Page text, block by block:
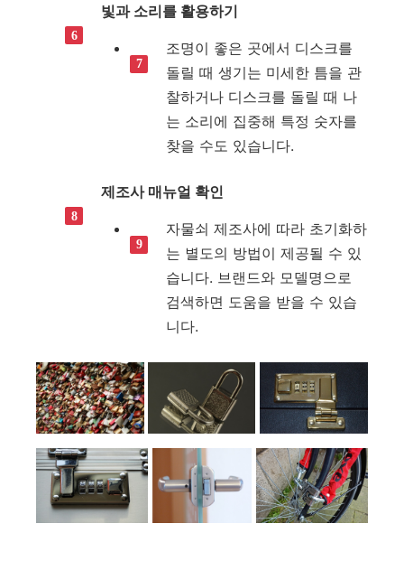
빛과 소리를 활용하기
조명이 좋은 곳에서 디스크를
돌릴 때 생기는 미세한 틈을 관
찰하거나 디스크를 돌릴 때 나
는 소리에 집중해 특정 숫자를
찾을 수도 있습니다.
제조사 매뉴얼 확인
자물쇠 제조사에 따라 초기화하
는 별도의 방법이 제공될 수 있
습니다. 브랜드와 모델명으로
검색하면 도움을 받을 수 있습
니다.